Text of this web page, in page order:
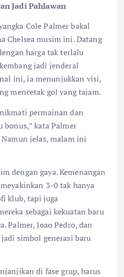
Jadi Pahlawan
Cole Palmer bakal
Chelsea musim ini. Datang
harga tak terlalu
jadi jenderal
ini, ia menunjukkan visi,
mencetak gol yang tajam.
permainan dan
kata Palmer
Namun jelas, malam ini
dengan gaya. Kemenangan
3-0 tak hanya
klub, tapi juga
sebagai kekuatan baru
Palmer, Joao Pedro, dan
simbol generasi baru
di fase grup, harus